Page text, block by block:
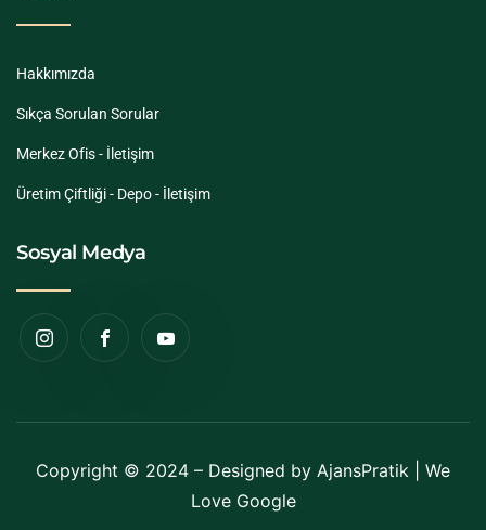
Hakkımızda
Sıkça Sorulan Sorular
Merkez Ofis - İletişim
Üretim Çiftliği - Depo - İletişim
Sosyal Medya
Copyright © 2024 – Designed by AjansPratik | We
Love Google